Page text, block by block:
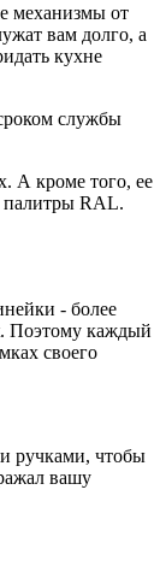
механизмы от
вам долго, а
кухне
А кроме того, ее
палитры RAL.
- более
Поэтому каждый
своего
ручками, чтобы
вашу